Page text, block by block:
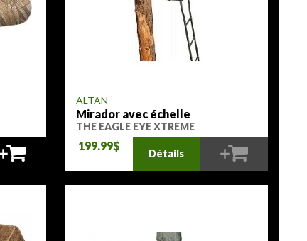
ALTAN
Mirador avec échelle
THE EAGLE EYE XTREME
199.99$
Détails